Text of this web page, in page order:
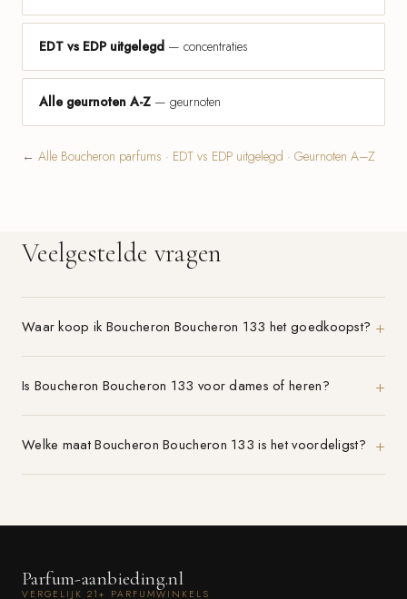
EDT vs EDP uitgelegd — concentraties
Alle geurnoten A-Z — geurnoten
← Alle Boucheron parfums · EDT vs EDP uitgelegd · Geurnoten A–Z
Veelgestelde vragen
Waar koop ik Boucheron Boucheron 133 het goedkoopst?
Is Boucheron Boucheron 133 voor dames of heren?
Welke maat Boucheron Boucheron 133 is het voordeligst?
Parfum-aanbieding.nl
VERGELIJK 21+ PARFUMWINKELS